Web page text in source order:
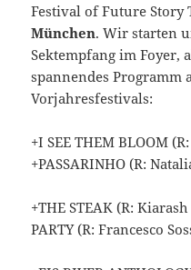
Festival of Future
München. Wir starten
Sektempfang im Foyer,
spannendes Programm
Vorjahresfestivals:
+I SEE THEM BLOOM
+PASSARINHO (R:
+THE STEAK (R:
PARTY (R: Francesco